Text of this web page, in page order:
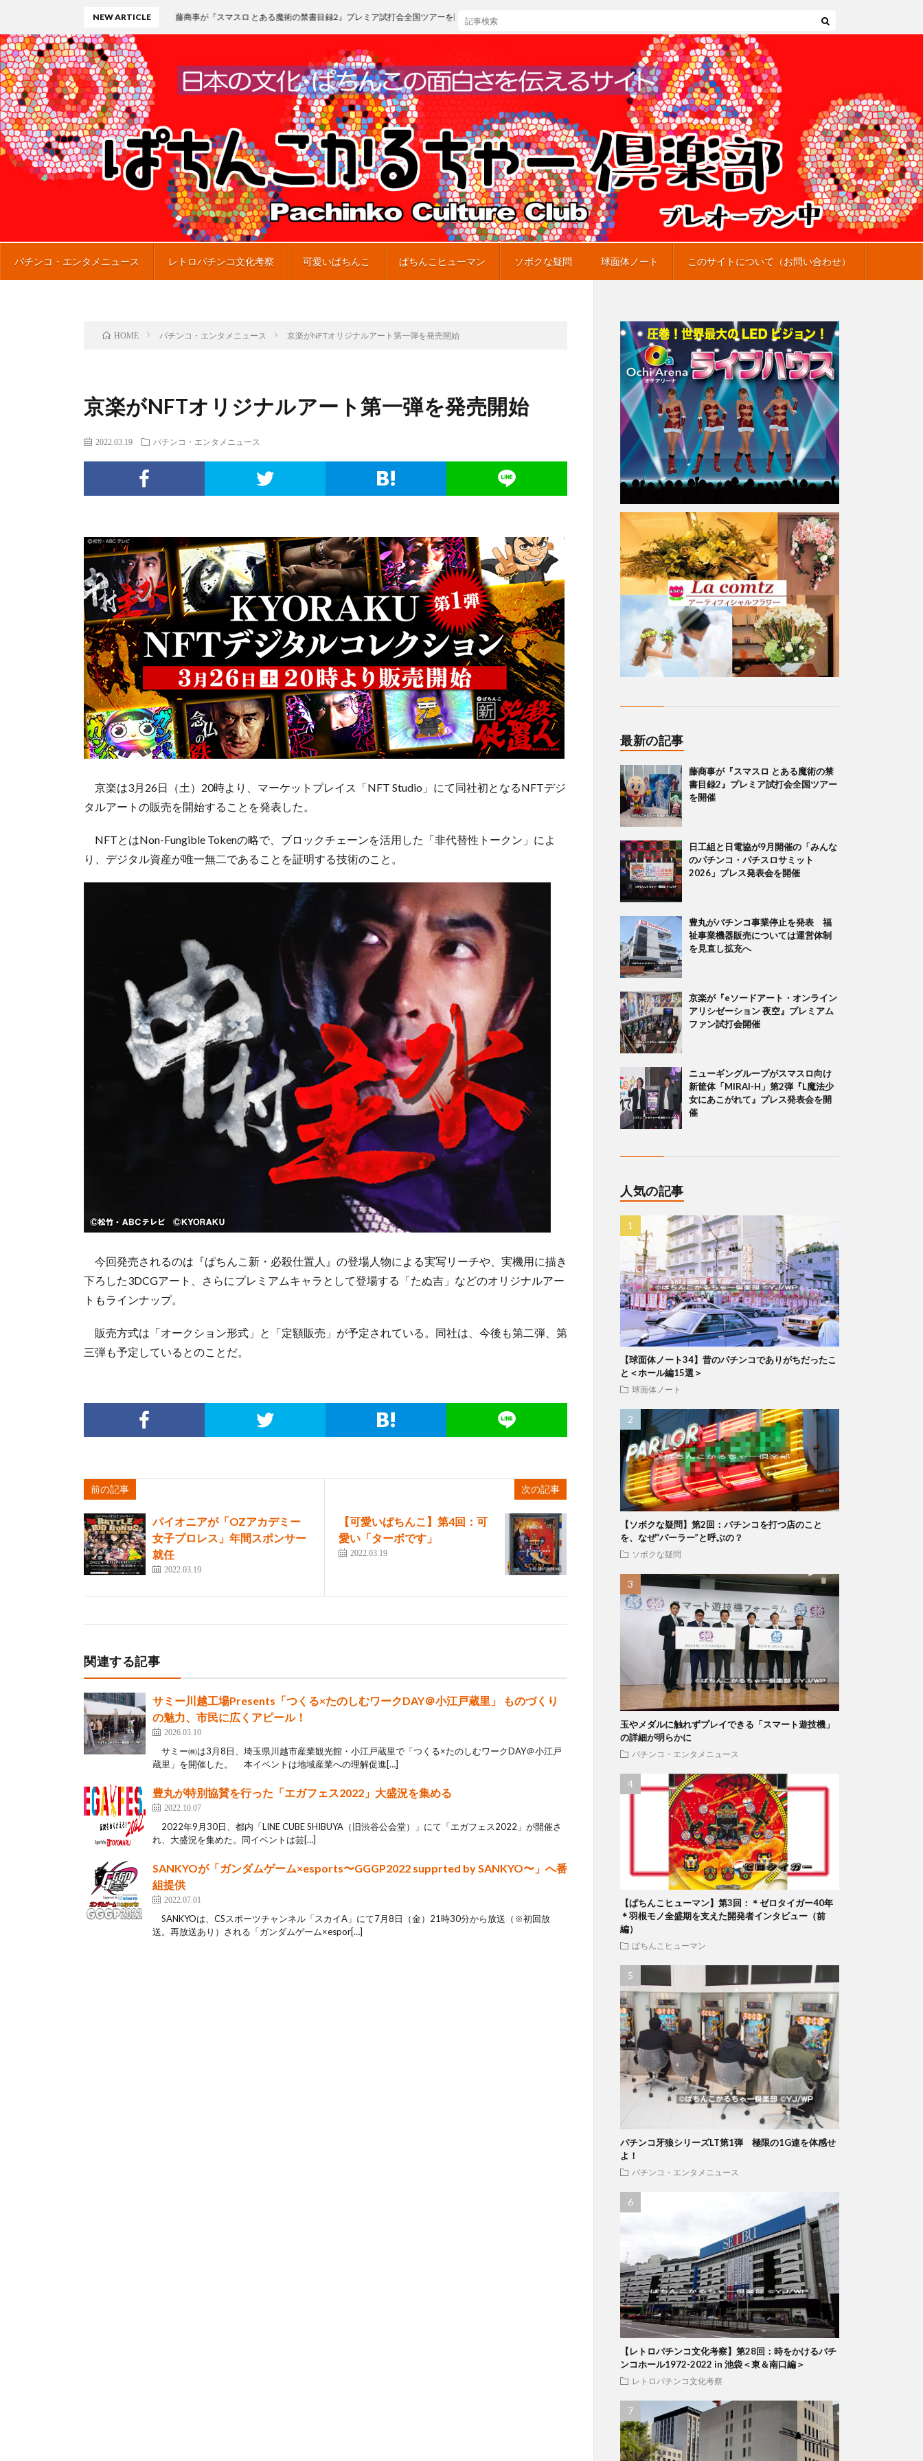
パチンコ・エンタメニュース レトロパチンコ文化考察 可愛いぱちんこ ぱちんこヒューマン ソボクな疑問 球面体ノート このサイトについて（お問い合わせ）
NEW ARTICLE
藤商事が『スマスロ とある魔術の禁書目録2』プレミア試打会全国ツアーを開催
HOME パチンコ・エンタメニュース 京楽がNFTオリジナルアート第一弾を発売開始
京楽がNFTオリジナルアート第一弾を発売開始
2022.03.19 パチンコ・エンタメニュース
京楽は3月26日（土）20時より、マーケットプレイス「NFT Studio」にて同社初となるNFTデジ
タルアートの販売を開始することを発表した。
NFTとはNon-Fungible Tokenの略で、ブロックチェーンを活用した「非代替性トークン」によ
り、デジタル資産が唯一無二であることを証明する技術のこと。
今回発売されるのは『ぱちんこ新・必殺仕置人』の登場人物による実写リーチや、実機用に描き
下ろした3DCGアート、さらにプレミアムキャラとして登場する「たぬ吉」などのオリジナルアー
トもラインナップ。
販売方式は「オークション形式」と「定額販売」が予定されている。同社は、今後も第二弾、第
三弾も予定しているとのことだ。
前の記事
パイオニアが「OZアカデミー
女子プロレス」年間スポンサー
就任
2022.03.19
次の記事
【可愛いぱちんこ】第4回：可
愛い「ターボです」
2022.03.19
関連する記事
サミー川越工場Presents「つくる×たのしむワークDAY＠小江戸蔵里」 ものづくり
の魅力、市民に広くアピール！
2026.03.10
サミー㈱は3月8日、埼玉県川越市産業観光館・小江戸蔵里で「つくる×たのしむワークDAY＠小江戸
蔵里」を開催した。 本イベントは地域産業への理解促進[…]
豊丸が特別協賛を行った「エガフェス2022」大盛況を集める
2022.10.07
2022年9月30日、都内「LINE CUBE SHIBUYA（旧渋谷公会堂）」にて「エガフェス2022」が開催さ
れ、大盛況を集めた。同イベントは芸[…]
SANKYOが「ガンダムゲーム×esports〜GGGP2022 supprted by SANKYO〜」へ番
組提供
2022.07.01
SANKYOは、CSスポーツチャンネル「スカイA」にて7月8日（金）21時30分から放送（※初回放
送。再放送あり）される「ガンダムゲーム×espor[…]
最新の記事
藤商事が『スマスロ とある魔術の禁
書目録2』プレミア試打会全国ツアー
を開催
日工組と日電協が9月開催の「みんな
のパチンコ・パチスロサミット
2026」プレス発表会を開催
豊丸がパチンコ事業停止を発表 福
祉事業機器販売については運営体制
を見直し拡充へ
京楽が『eソードアート・オンライン
アリシゼーション 夜空』プレミアム
ファン試打会開催
ニューギングループがスマスロ向け
新筐体「MIRAI-H」第2弾『L魔法少
女にあこがれて』プレス発表会を開
催
人気の記事
【球面体ノート34】昔のパチンコでありがちだったこ
と＜ホール編15選＞
球面体ノート
【ソボクな疑問】第2回：パチンコを打つ店のこと
を、なぜ“パーラー”と呼ぶの？
ソボクな疑問
玉やメダルに触れずプレイできる「スマート遊技機」
の詳細が明らかに
パチンコ・エンタメニュース
【ぱちんこヒューマン】第3回：＊ゼロタイガー40年
＊羽根モノ全盛期を支えた開発者インタビュー（前
編）
ぱちんこヒューマン
パチンコ牙狼シリーズLT第1弾 極限の1G連を体感せ
よ！
パチンコ・エンタメニュース
【レトロパチンコ文化考察】第28回：時をかけるパチ
ンコホール1972-2022 in 池袋＜東＆南口編＞
レトロパチンコ文化考察